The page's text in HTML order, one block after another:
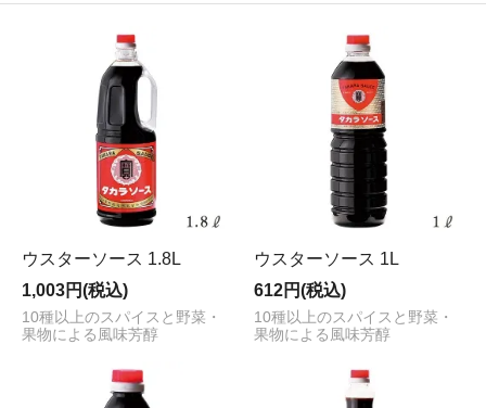
ウスターソース 1.8L
1,003円(税込)
10種以上のスパイスと野菜・
果物による風味芳醇
ウスターソース 1L
612円(税込)
10種以上のスパイスと野菜・
果物による風味芳醇